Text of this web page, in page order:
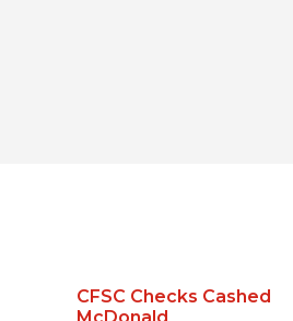
CFSC Checks Cashed